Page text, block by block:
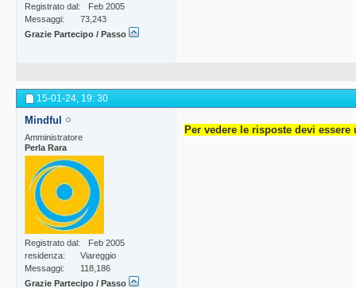
Registrato dal
Feb 2005
Messaggi
73,243
Grazie Partecipo / Passo
15-01-24, 19: 30
Mindful
Amministratore
Perla Rara
Registrato dal
Feb 2005
residenza
Viareggio
Messaggi
118,186
Grazie Partecipo / Passo
Per vedere le risposte devi essere